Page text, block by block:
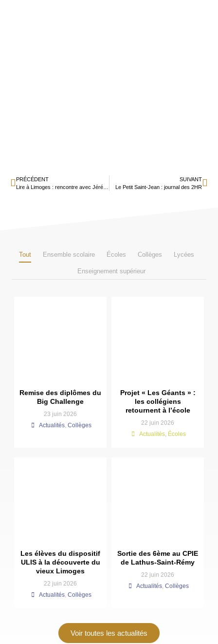
PRÉCÉDENT
Lire à Limoges : rencontre avec Jérémy Pailler
SUIVANT
Le Petit Saint-Jean : journal des 2HR
Tout Ensemble scolaire Écoles Collèges Lycées
Enseignement supérieur
Remise des diplômes du
Big Challenge
23 juin 2026
Actualités, Collèges
Projet « Les Géants » :
les collégiens
retournent à l’école
22 juin 2026
Actualités, Écoles
Les élèves du dispositif
ULIS à la découverte du
vieux Limoges
22 juin 2026
Actualités, Collèges
Sortie des 6ème au CPIE
de Lathus-Saint-Rémy
22 juin 2026
Actualités, Collèges
Voir toutes les actualités